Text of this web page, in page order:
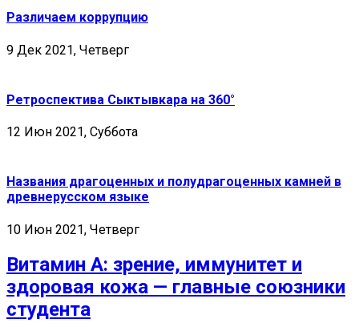
Различаем коррупцию
9 Дек 2021, Четверг
Ретроспектива Сыктывкара на 360°
12 Июн 2021, Суббота
Названия драгоценных и полудрагоценных камней в
древнерусском языке
10 Июн 2021, Четверг
Витамин А: зрение, иммунитет и
здоровая кожа — главные союзники
студента